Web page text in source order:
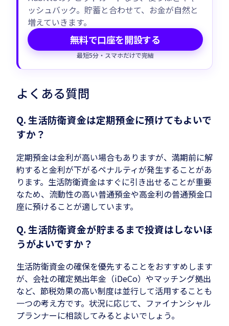
ッシュバック。貯蓄と合わせて、お金が自然と
増えていきます。
無料で口座を開設する
最短5分・スマホだけで完結
よくある質問
Q. 生活防衛資金は定期預金に預けてもよいで
すか？
定期預金は金利が高い場合もありますが、満期前に解
約すると金利が下がるペナルティが発生することがあ
ります。生活防衛資金はすぐに引き出せることが重要
なため、流動性の高い普通預金や高金利の普通預金口
座に預けることが適しています。
Q. 生活防衛資金が貯まるまで投資はしないほ
うがよいですか？
生活防衛資金の確保を優先することをおすすめします
が、会社の確定拠出年金（iDeCo）やマッチング拠出
など、節税効果の高い制度は並行して活用することも
一つの考え方です。状況に応じて、ファイナンシャル
プランナーに相談してみるとよいでしょう。